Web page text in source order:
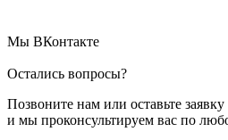
Мы ВКонтакте
Остались вопросы?
Позвоните нам или оставьте заявку
и мы проконсультируем вас по